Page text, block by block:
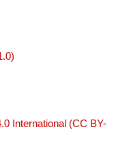
International (CC BY-